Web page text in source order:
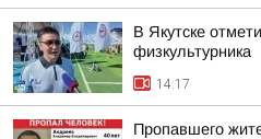
В Якутске
физкультурника
14:17
Пропавшего